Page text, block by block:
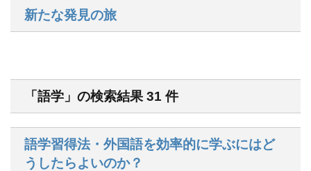
新たな発見の旅
「語学」の検索結果 31 件
語学習得法・外国語を効率的に学ぶにはど
うしたらよいのか？